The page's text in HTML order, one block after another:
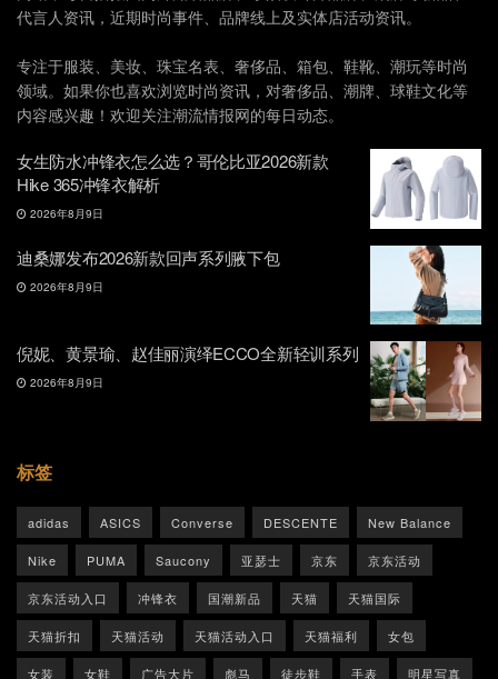
代言人资讯，近期时尚事件、品牌线上及实体店活动资讯。
专注于服装、美妆、珠宝名表、奢侈品、箱包、鞋靴、潮玩等时尚
领域。如果你也喜欢浏览时尚资讯，对奢侈品、潮牌、球鞋文化等
内容感兴趣！欢迎关注潮流情报网的每日动态。
女生防水冲锋衣怎么选？哥伦比亚2026新款
Hike 365冲锋衣解析
2026年8月9日
迪桑娜发布2026新款回声系列腋下包
2026年8月9日
倪妮、黄景瑜、赵佳丽演绎ECCO全新轻训系列
2026年8月9日
标签
adidas ASICS Converse DESCENTE New Balance
Nike PUMA Saucony 亚瑟士 京东 京东活动
京东活动入口 冲锋衣 国潮新品 天猫 天猫国际
天猫折扣 天猫活动 天猫活动入口 天猫福利 女包
女装 女鞋 广告大片 彪马 徒步鞋 手表 明星写真